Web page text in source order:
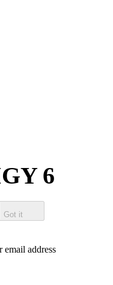
6
Got it
email address